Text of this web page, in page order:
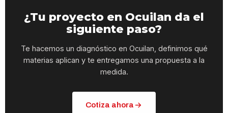
¿Tu proyecto en Ocuilan da el
siguiente paso?
Te hacemos un diagnóstico en Ocuilan, definimos qué
materias aplican y te entregamos una propuesta a la
medida.
Cotiza ahora